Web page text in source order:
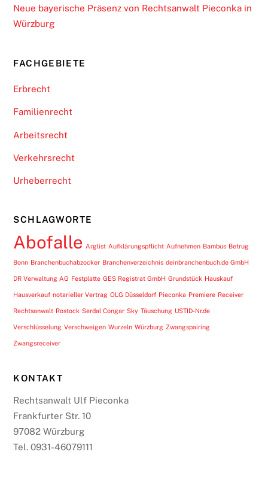
Neue bayerische Präsenz von Rechtsanwalt Pieconka in
Würzburg
FACHGEBIETE
Erbrecht
Familienrecht
Arbeitsrecht
Verkehrsrecht
Urheberrecht
SCHLAGWORTE
Abofalle Arglist Aufklärungspflicht Aufnehmen Bambus Betrug
Bonn Branchenbuchabzocker Branchenverzeichnis deinbranchenbuch.de GmbH
DR Verwaltung AG Festplatte GES Registrat GmbH Grundstück Hauskauf
Hausverkauf notarieller Vertrag OLG Düsseldorf Pieconka Premiere Receiver
Rechtsanwalt Rostock Serdal Congar Sky Täuschung USTID-Nr.de
Verschlüsselung Verschweigen Wurzeln Würzburg Zwangspairing
Zwangsreceiver
KONTAKT
Rechtsanwalt Ulf Pieconka
Frankfurter Str. 10
97082 Würzburg
Tel. 0931-46079111